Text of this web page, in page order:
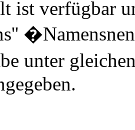
ist verfügbar
unter